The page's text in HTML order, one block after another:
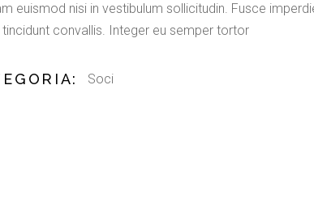
euismod nisi in vestibulum sollicitudin. Fusce
tincidunt convallis. Integer eu semper tortor
Soci